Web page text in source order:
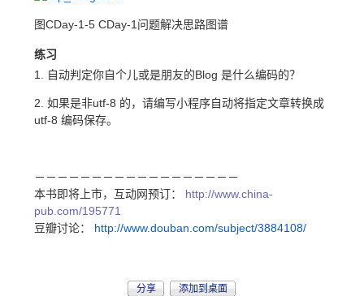
图CDay-1-5 CDay-1问题解决思路图谱
练习
1. 自动判定你自个儿或是朋友的Blog 是什么编码的？
2. 如果是非utf-8 的，请编写小程序自动将指定文章转换成
utf-8 编码保存。
－－－－－－－－－－－－－－－－－－
本书即将上市，互动网预订： http://www.china-
pub.com/195771
豆瓣讨论： http://www.douban.com/subject/3884108/
分享 添加到桌面